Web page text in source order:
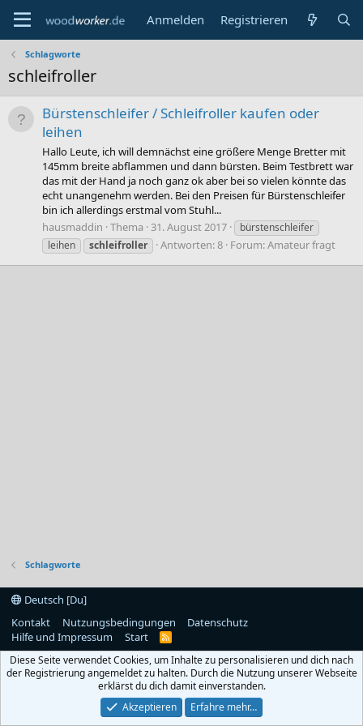
Anmelden Registrieren
Schlagworte
schleifroller
Bürstenschleifer / Schleifroller kaufen oder
leihen
Hallo Leute, ich will demnächst eine größere Menge Bretter mit
145mm breite abflammen und dann bürsten. Beim Testbrett war
das mit der Hand ja noch ganz ok aber bei so vielen könnte das
echt unangenehm werden. Bei den Preisen für Bürstenschleifer
bin ich allerdings erstmal vom Stuhl...
hausmaddin Thema 31. August 2017
bürstenschleifer
leihen
schleifroller Antworten: 8 Forum:Amateur fragt
Schlagworte
Deutsch [Du]
Kontakt
Nutzungsbedingungen
Datenschutz
Hilfe und Impressum
Start
R
S
Diese Seite verwendet Cookies, um Inhalte zu personalisieren und dich nach
der Registrierung angemeldet zu halten. Durch die Nutzung unserer Webseite
erklärst du dich damit einverstanden.
Akzeptieren
Erfahre mehr…